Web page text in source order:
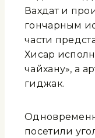
Вахдат и
гончарным
части
Хисар
чайхану», а
гиджак.
посетили